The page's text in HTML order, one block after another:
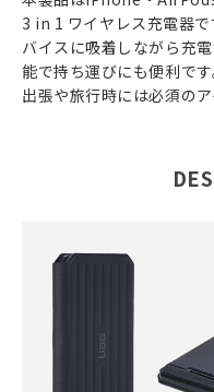
3 in 1 ワイヤレス充電器
バイスに吸着しながら充
能で持ち運びにも便利で
出張や旅行時には必須のア